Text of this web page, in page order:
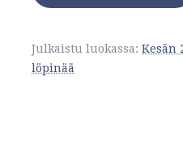
Julkaistu luokassa: Kesän
löpinää